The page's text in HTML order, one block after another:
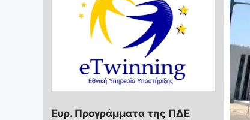
Ευρ. Προγράμματα της ΠΔΕ